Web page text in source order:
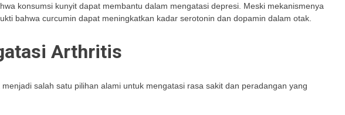
konsumsi kunyit dapat membantu dalam mengatasi depresi. Meski mekanismenya
bahwa curcumin dapat meningkatkan kadar serotonin dan dopamin dalam otak.
Arthritis
salah satu pilihan alami untuk mengatasi rasa sakit dan peradangan yang